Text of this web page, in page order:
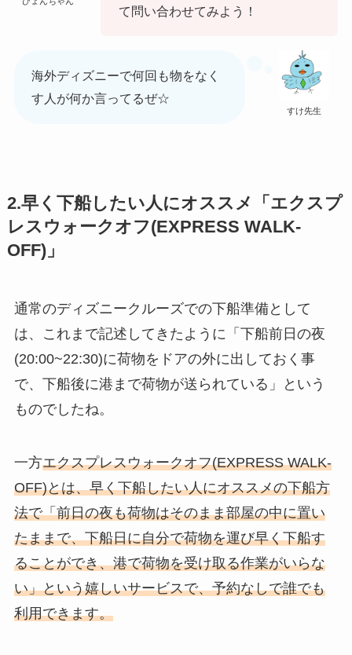
て問い合わせてみよう！
すけ先生
海外ディズニーで何回も物をなく
す人が何か言ってるぜ☆
2.早く下船したい人にオススメ「エクスプ
レスウォークオフ(EXPRESS WALK-
OFF)」
通常のディズニークルーズでの下船準備として
は、これまで記述してきたように「下船前日の夜
(20:00~22:30)に荷物をドアの外に出しておく事
で、下船後に港まで荷物が送られている」という
ものでしたね。
一方エクスプレスウォークオフ(EXPRESS WALK-
OFF)とは、早く下船したい人にオススメの下船方
法で「前日の夜も荷物はそのまま部屋の中に置い
たままで、下船日に自分で荷物を運び早く下船す
ることができ、港で荷物を受け取る作業がいらな
い」という嬉しいサービスで、予約なしで誰でも
利用できます。